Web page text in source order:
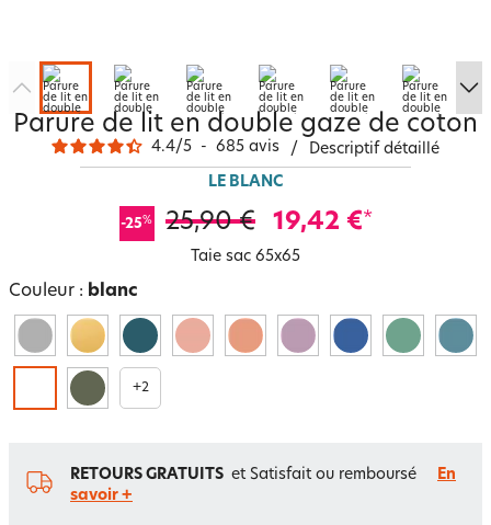
Parure de lit en double gaze de coton
4.4/5 - 685 avis / Descriptif détaillé
LE BLANC
-25% 25,90 € 19,42 €*
Taie sac 65x65
Couleur : blanc
+2
RETOURS GRATUITS et Satisfait ou remboursé
En
savoir +